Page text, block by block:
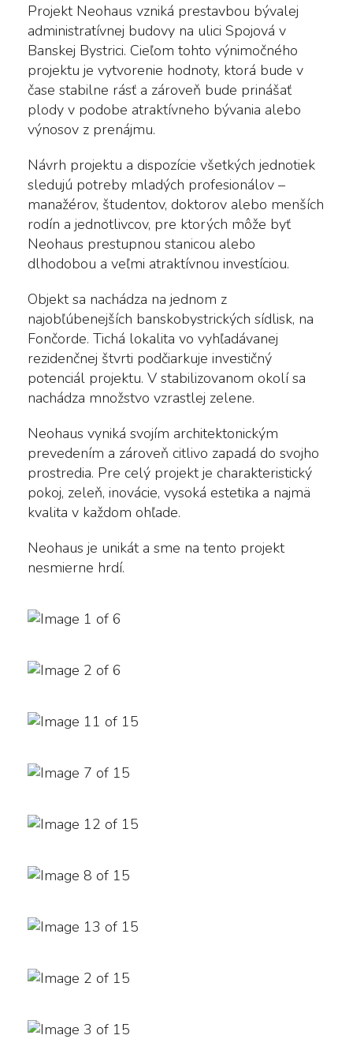
Projekt Neohaus vzniká prestavbou bývalej
administratívnej budovy na ulici Spojová v
Banskej Bystrici. Cieľom tohto výnimočného
projektu je vytvorenie hodnoty, ktorá bude v
čase stabilne rásť a zároveň bude prinášať
plody v podobe atraktívneho bývania alebo
výnosov z prenájmu.
Návrh projektu a dispozície všetkých jednotiek
sledujú potreby mladých profesionálov –
manažérov, študentov, doktorov alebo menších
rodín a jednotlivcov, pre ktorých môže byť
Neohaus prestupnou stanicou alebo
dlhodobou a veľmi atraktívnou investíciou.
Objekt sa nachádza na jednom z
najobľúbenejších banskobystrických sídlisk, na
Fončorde. Tichá lokalita vo vyhľadávanej
rezidenčnej štvrti podčiarkuje investičný
potenciál projektu. V stabilizovanom okolí sa
nachádza množstvo vzrastlej zelene.
Neohaus vyniká svojím architektonickým
prevedením a zároveň citlivo zapadá do svojho
prostredia. Pre celý projekt je charakteristický
pokoj, zeleň, inovácie, vysoká estetika a najmä
kvalita v každom ohľade.
Neohaus je unikát a sme na tento projekt
nesmierne hrdí.